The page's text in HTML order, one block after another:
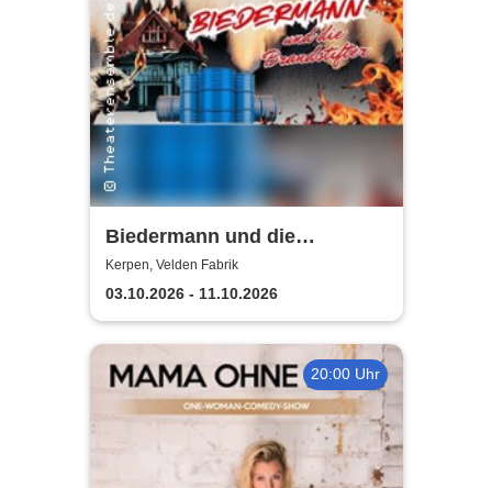
Biedermann und die
Brandstifter -
Theaterensemble dell' arte
e.V.
Kerpen, Velden Fabrik
03.10.2026 - 11.10.2026
20:00 Uhr